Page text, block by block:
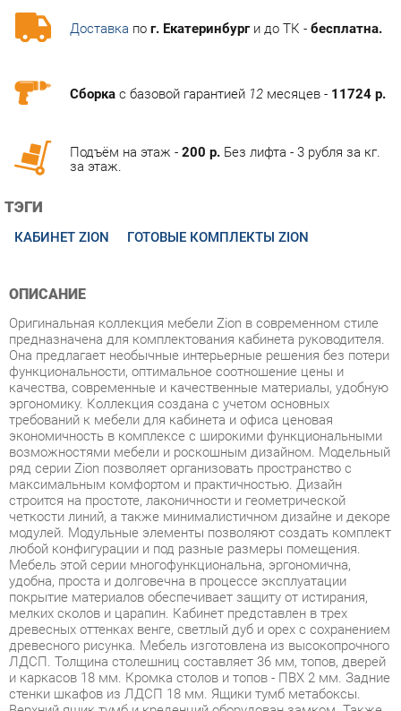
ТЭГИ
ОПИСАНИЕ
предназначена для комплектования кабинета руководителя.
функциональности, оптимальное соотношение цены и
качества, современные и качественные материалы, удобную
эргономику. Коллекция создана с учетом основных
требований к мебели для кабинета и офиса ценовая
экономичность в комплексе с широкими функциональными
возможностями мебели и роскошным дизайном. Модельный
ряд серии Zion позволяет организовать пространство с
максимальным комфортом и практичностью. Дизайн
строится на простоте, лаконичности и геометрической
четкости линий, а также минималистичном дизайне и декоре
модулей. Модульные элементы позволяют создать комплект
любой конфигурации и под разные размеры помещения.
Мебель этой серии многофункциональна, эргономична,
удобна, проста и долговечна в процессе эксплуатации
покрытие материалов обеспечивает защиту от истирания,
мелких сколов и царапин. Кабинет представлен в трех
древесных оттенках венге, светлый дуб и орех с сохранением
древесного рисунка. Мебель изготовлена из высокопрочного
ЛДСП. Толщина столешниц составляет 36 мм, топов, дверей
и каркасов 18 мм. Кромка столов и топов - ПВХ 2 мм. Задние
стенки шкафов из ЛДСП 18 мм. Ящики тумб метабоксы.
Верхний ящик тумб и креденций оборудован замком. Также
есть система раздвижных дверей HAFELE, Германия. Опоры
регулируются, что компенсирует неровности пола.
Модельный ряд соответствует всем требованиям
функциональности рабочего пространства, что позволяет